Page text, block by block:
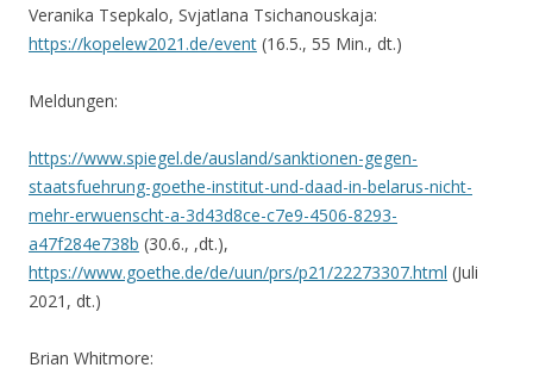
Veranika Tsepkalo, Svjatlana Tsichanouskaja:
https://kopelew2021.de/event (16.5., 55 Min., dt.)
Meldungen:
https://www.spiegel.de/ausland/sanktionen-gegen-
staatsfuehrung-goethe-institut-und-daad-in-belarus-nicht-
mehr-erwuenscht-a-3d43d8ce-c7e9-4506-8293-
a47f284e738b (30.6., ,dt.),
https://www.goethe.de/de/uun/prs/p21/22273307.html (Juli
2021, dt.)
Brian Whitmore: